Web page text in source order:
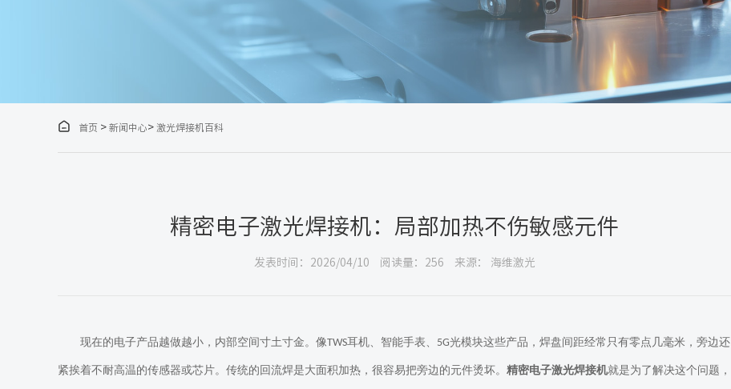
 首页 > 新闻中心> 激光焊接机百科
精密电子激光焊接机：局部加热不伤敏感元件
发表时间：2026/04/10 阅读量：256 来源： 海维激光
现在的电子产品越做越小，内部空间寸土寸金。像TWS耳机、智能手表、 5G光模块这些产品，焊盘间距经常只有零点几毫米，旁边还
紧挨着不耐高温的传感器或芯片。传统的回流焊是大面积加热，很容易把旁边的元件烫坏。 精密电子激光焊接机就是为了解决这个问题，